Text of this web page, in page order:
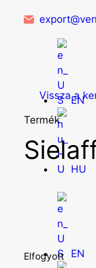
EN
HU
EN
Vissza a
Termék
Elfogyott